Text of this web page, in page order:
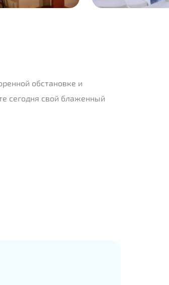
обстановке и
сегодня свой блаженный